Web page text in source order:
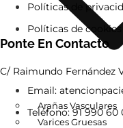
Arañas Vasculares
Varices Gruesas
Políticas de
Políticas de cookies
Ponte En Contacto
C/ Raimundo Fernández
Email:
Teléfono: 91 990 60